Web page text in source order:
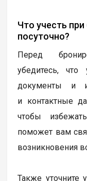
Что учесть
посуточно?
Перед
убедитесь,
документы и
и контактные
чтобы
поможет вам
возникновения
Также уточните